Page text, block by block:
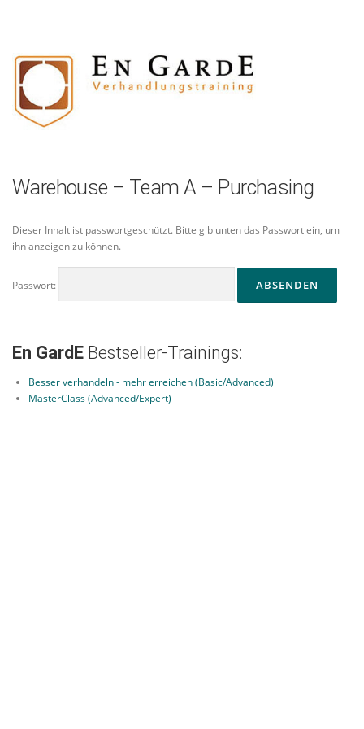
Warehouse – Team A – Purchasing
Dieser Inhalt ist passwortgeschützt. Bitte gib unten das Passwort ein, um
ihn anzeigen zu können.
Passwort:
En GardE Bestseller-Trainings:
Besser verhandeln - mehr erreichen (Basic/Advanced)
MasterClass (Advanced/Expert)